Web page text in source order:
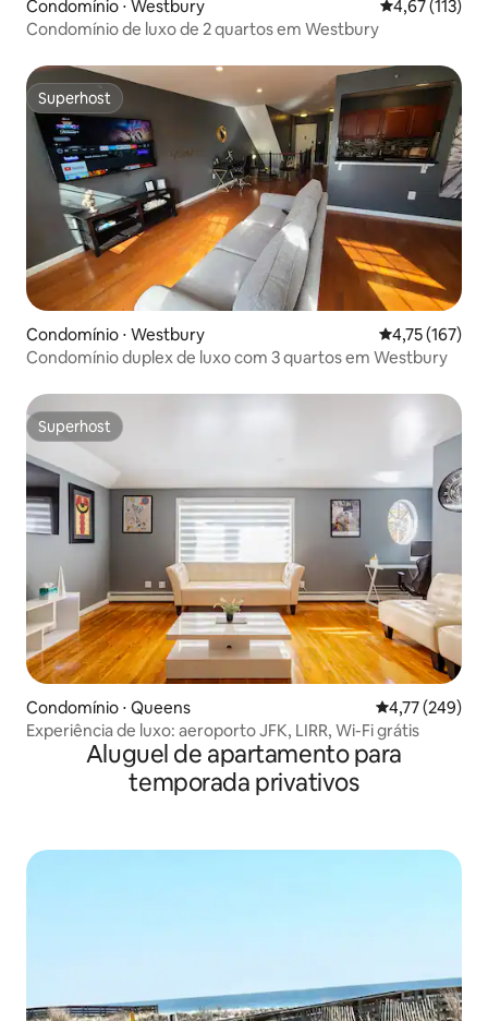
Condomínio ⋅ Westbury 4,67 de uma
4,67 (113)
Condomínio de luxo de 2 quartos em Westbury
Superhost
Superhost
Condomínio ⋅ Westbury 4,75 de uma
4,75 (167)
Condomínio duplex de luxo com 3 quartos em Westbury
Superhost
Superhost
Condomínio ⋅ Queens 4,77 de uma
4,77 (249)
Experiência de luxo: aeroporto JFK, LIRR, Wi-Fi grátis
Aluguel de apartamento para
temporada privativos